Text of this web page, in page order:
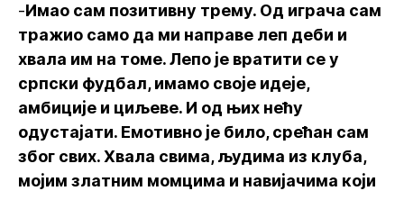
-Имао сам позитивну трему. Од играча сам
тражио само да ми направе леп деби и
хвала им на томе. Лепо је вратити се у
српски фудбал, имамо своје идеје,
амбиције и циљеве. И од њих нећу
одустајати. Емотивно је било, срећан сам
због свих. Хвала свима, људима из клуба,
мојим златним момцима и навијачима који